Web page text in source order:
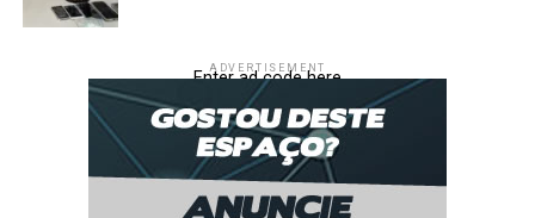
ADVERTISEMENT
Enter ad code here